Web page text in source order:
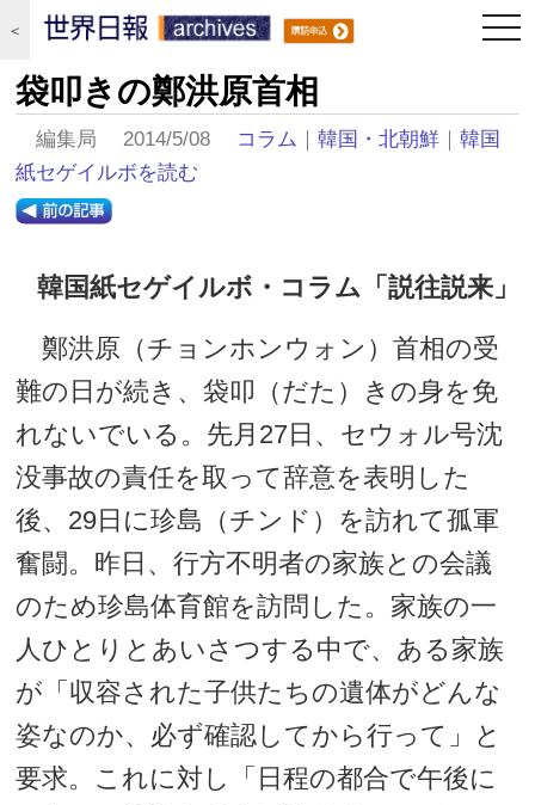
＜
袋叩きの鄭洪原首相
編集局 2014/5/08 コラム ｜韓国・北朝鮮 ｜韓国
紙セゲイルボを読む
韓国紙セゲイルボ・コラム「説往説来」
鄭洪原（チョンホンウォン）首相の受
難の日が続き、袋叩（だた）きの身を免
れないでいる。先月27日、セウォル号沈
没事故の責任を取って辞意を表明した
後、29日に珍島（チンド）を訪れて孤軍
奮闘。昨日、行方不明者の家族との会議
のため珍島体育館を訪問した。家族の一
人ひとりとあいさつする中で、ある家族
が「収容された子供たちの遺体がどんな
姿なのか、必ず確認してから行って」と
要求。これに対し「日程の都合で午後に